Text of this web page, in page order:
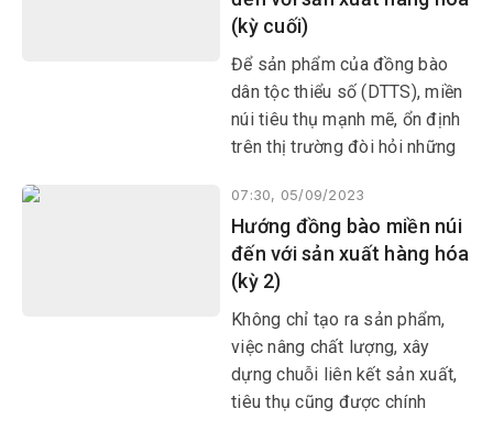
(kỳ cuối)
Để sản phẩm của đồng bào
dân tộc thiểu số (DTTS), miền
núi tiêu thụ mạnh mẽ, ổn định
trên thị trường đòi hỏi những
dân mà phải có sự chung tay
vào cuộc của các cấp, ngành,
địa phương.
07:30, 05/09/2023
Hướng đồng bào miền núi
đến với sản xuất hàng hóa
(kỳ 2)
Không chỉ tạo ra sản phẩm,
việc nâng chất lượng, xây
dựng chuỗi liên kết sản xuất,
tiêu thụ cũng được chính